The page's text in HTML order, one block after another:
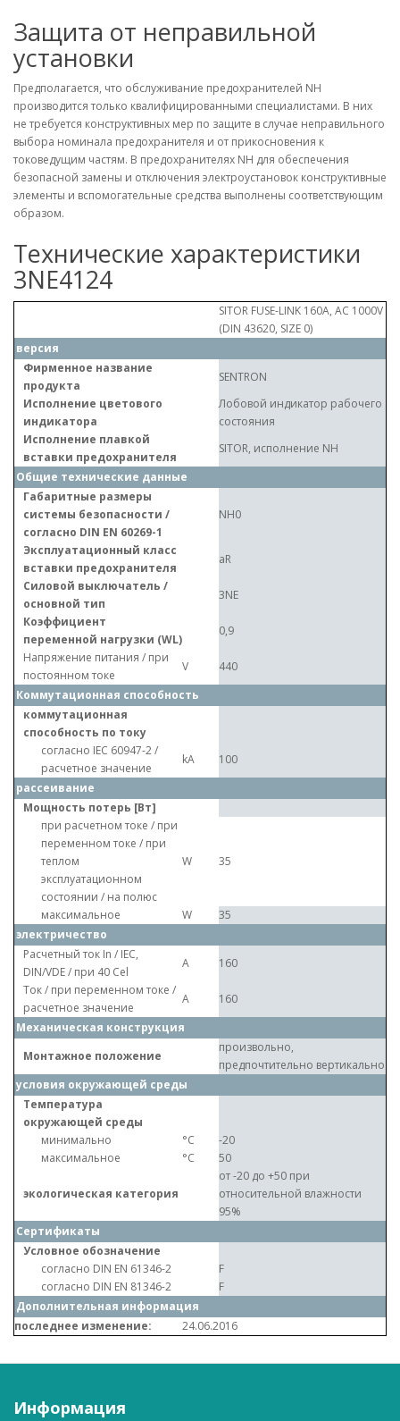
Защита от неправильной
установки
Предполагается, что обслуживание предохранителей NH
производится только квалифицированными специалистами. В них
не требуется конструктивных мер по защите в случае неправильного
выбора номинала предохранителя и от прикосновения к
токоведущим частям. В предохранителях NH для обеспечения
безопасной замены и отключения электроустановок конструктивные
элементы и вспомогательные средства выполнены соответствующим
образом.
Технические характеристики
3NE4124
SITOR FUSE-LINK 160A, AC 1000V
(DIN 43620, SIZE 0)
версия
Фирменное название
продукта
SENTRON
Исполнение цветового
индикатора
Лобовой индикатор рабочего
состояния
Исполнение плавкой
вставки предохранителя
SITOR, исполнение NH
Общие технические данные
Габаритные размеры
системы безопасности /
согласно DIN EN 60269-1
NH0
Эксплуатационный класс
вставки предохранителя
aR
Силовой выключатель /
основной тип
3NE
Коэффициент
переменной нагрузки (WL)
0,9
Напряжение питания / при
постоянном токе
V
440
Коммутационная способность
коммутационная
способность по току
согласно IEC 60947-2 /
расчетное значение
kA
100
рассеивание
Мощность потерь [Вт]
при расчетном токе / при
переменном токе / при
теплом
эксплуатационном
состоянии / на полюс
W 35
максимальное W
35
электричество
Расчетный ток In / IEC,
DIN/VDE / при 40 Cel
A
160
Ток / при переменном токе /
расчетное значение
A
160
Механическая конструкция
Монтажное положение
произвольно,
предпочтительно вертикально
условия окружающей среды
Температура
окружающей среды
минимально
°C
-20
максимальное
°C 50
экологическая категория
от -20 до +50 при
относительной влажности
95%
Сертификаты
Условное обозначение
согласно DIN EN 61346-2
F
согласно DIN EN 81346-2
F
Дополнительная информация
последнее изменение:
24.06.2016
Информация